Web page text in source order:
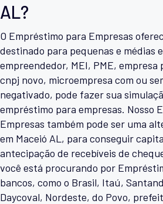
AL?
O Empréstimo para Empresas
destinado para pequenas e médias
empreendedor, MEI, PME,
cnpj novo, microempresa com ou
negativado, pode fazer sua
empréstimo para empresas. Nosso
Empresas também pode ser uma
em Maceió AL, para conseguir
antecipação de recebíveis de
você está procurando por
bancos, como o Brasil, Itaú,
Daycoval, Nordeste, do Povo,